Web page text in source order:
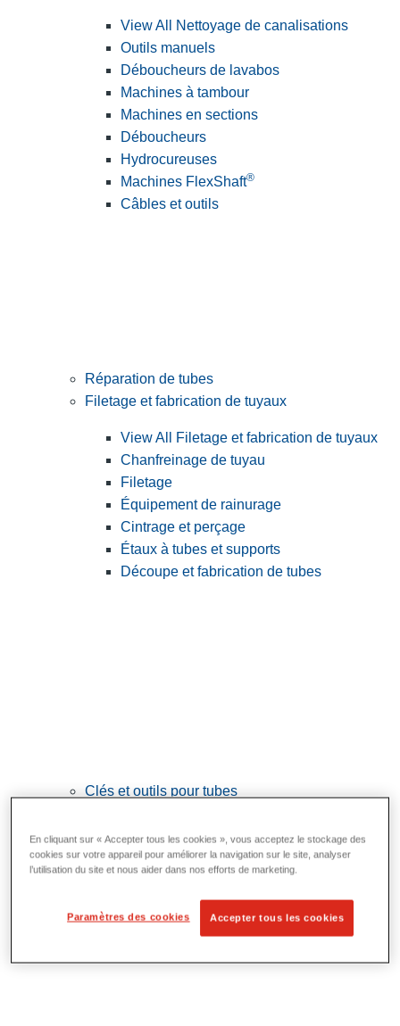
View All Nettoyage de canalisations
Outils manuels
Déboucheurs de lavabos
Machines à tambour
Machines en sections
Déboucheurs
Hydrocureuses
Machines FlexShaft®
Câbles et outils
Réparation de tubes
Filetage et fabrication de tuyaux
View All Filetage et fabrication de tuyaux
Chanfreinage de tuyau
Filetage
Équipement de rainurage
Cintrage et perçage
Étaux à tubes et supports
Découpe et fabrication de tubes
Clés et outils pour tubes
Clés
Cintrage et mise en forme
Préparation et découpe des tubes
En cliquant sur « Accepter tous les cookies », vous acceptez le stockage des
cookies sur votre appareil pour améliorer la navigation sur le site, analyser
l’utilisation du site et nous aider dans nos efforts de marketing.
Paramètres des cookies Accepter tous les cookies